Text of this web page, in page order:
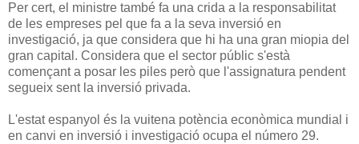
Per cert, el ministre també fa una crida a la responsabilitat
de les empreses pel que fa a la seva inversió en
investigació, ja que considera que hi ha una gran miopia del
gran capital. Considera que el sector públic s'està
començant a posar les piles però que l'assignatura pendent
segueix sent la inversió privada.
L'estat espanyol és la vuitena potència econòmica mundial i
en canvi en inversió i investigació ocupa el número 29.